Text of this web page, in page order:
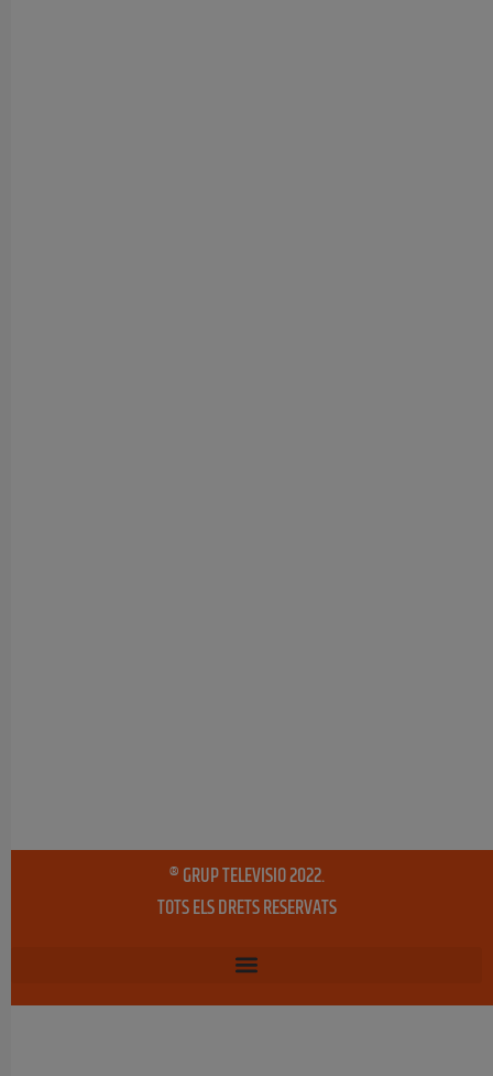
® GRUP TELEVISIO 2022.
TOTS ELS DRETS RESERVATS